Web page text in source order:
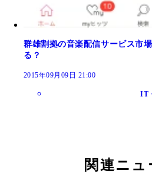
群雄割拠の音楽配信サービス市
る？
2015年09月09日 21:00
IT
関連ニュ